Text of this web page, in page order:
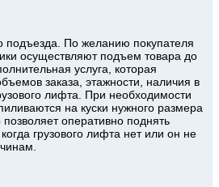
подъезда. По желанию покупателя
осуществляют подъем товара до
услуга, которая
заказа, этажности, наличия в
лифта. При необходимости
на куски нужного размера
оперативно поднять
грузового лифта нет или он не